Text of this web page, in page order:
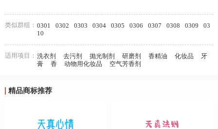
类似群组： 0301 0302 0303 0304 0305 0306 0307 0308 0309
03
10
适用项目： 洗衣剂 去污剂 抛光制剂 研磨剂 香精油 化妆品
牙
膏
香 动物用化妆品 空气芳香剂
精品商标推荐